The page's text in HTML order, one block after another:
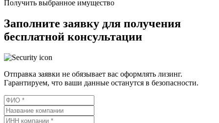
Получить выбранное имущество
Заполните заявку для получения
бесплатной консультации
Отправка заявки не обязывает вас оформлять лизинг.
Гарантируем, что ваши данные останутся в безопасности.